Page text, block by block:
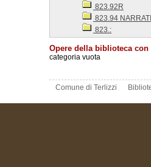
823.92R
823.94
823.:
Opere della biblioteca con
categoria vuota
Comune di Terlizzi